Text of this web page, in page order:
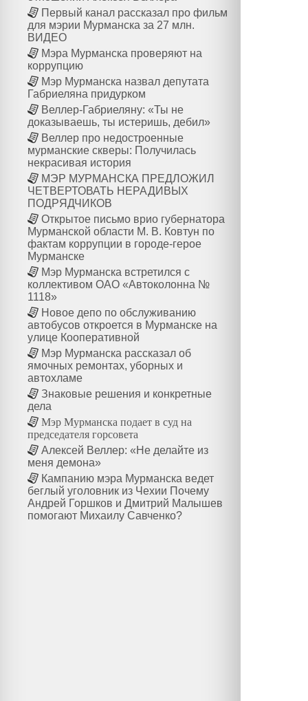
Первый канал рассказал про фильм
для мэрии Мурманска за 27 млн.
ВИДЕО
Мэра Мурманска проверяют на
коррупцию
Мэр Мурманска назвал депутата
Габриеляна придурком
Веллер-Габриеляну: «Ты не
доказываешь, ты истеришь, дебил»
Веллер про недостроенные
мурманские скверы: Получилась
некрасивая история
МЭР МУРМАНСКА ПРЕДЛОЖИЛ
ЧЕТВЕРТОВАТЬ НЕРАДИВЫХ
ПОДРЯДЧИКОВ
Открытое письмо врио губернатора
Мурманской области М. В. Ковтун по
фактам коррупции в городе-герое
Мурманске
Мэр Мурманска встретился с
коллективом ОАО «Автоколонна №
1118»
Новое депо по обслуживанию
автобусов откроется в Мурманске на
улице Кооперативной
Мэр Мурманска рассказал об
ямочных ремонтах, уборных и
автохламе
Знаковые решения и конкретные
дела
Мэр Мурманска подает в суд на
председателя горсовета
Алексей Веллер: «Не делайте из
меня демона»
Кампанию мэра Мурманска ведет
беглый уголовник из Чехии Почему
Андрей Горшков и Дмитрий Малышев
помогают Михаилу Савченко?